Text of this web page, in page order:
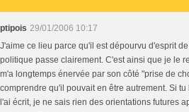
ptipois 29/01/2006 10:17
J'aime ce lieu parce qu'il est dépourvu d'esprit
politique passe clairement. C'est ainsi que je le
m'a longtemps énervée par son côté "prise de
comprendre qu'il pouvait en être autrement. Si
l'ai écrit, je ne sais rien des orientations futures